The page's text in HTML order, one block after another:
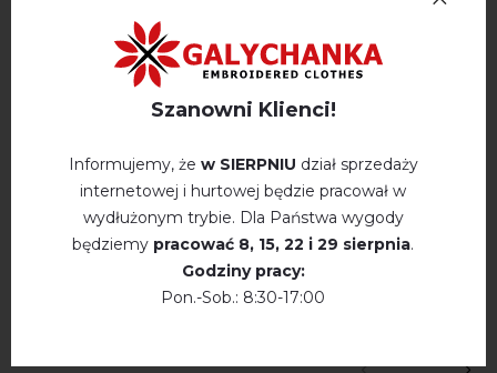
OPINIE O MAKOVIA (NIEBIESKI)
Немає відгуків про цей товар.
napisz opinie Makovia (niebieski)
Szanowni Klienci!
Informujemy, że w SIERPNIU dział sprzedaży
internetowej i hurtowej będzie pracował w
wydłużonym trybie. Dla Państwa wygody
będziemy pracować 8, 15, 22 і 29 sierpnia.
Godziny pracy:
Pon.-Sob.: 8:30-17:00